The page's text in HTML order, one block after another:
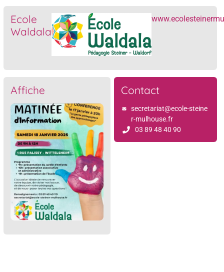
Ecole
Waldala
Affiche Contact
secretariat@ecole-steine
r-mulhouse.fr
03 89 48 40 90